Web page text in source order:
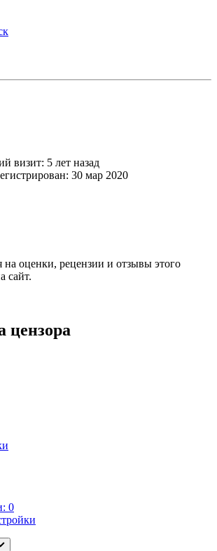
визит: 5 лет назад
30 мар 2020
на оценки, рецензии и отзывы этого
сайт.
цензора
0